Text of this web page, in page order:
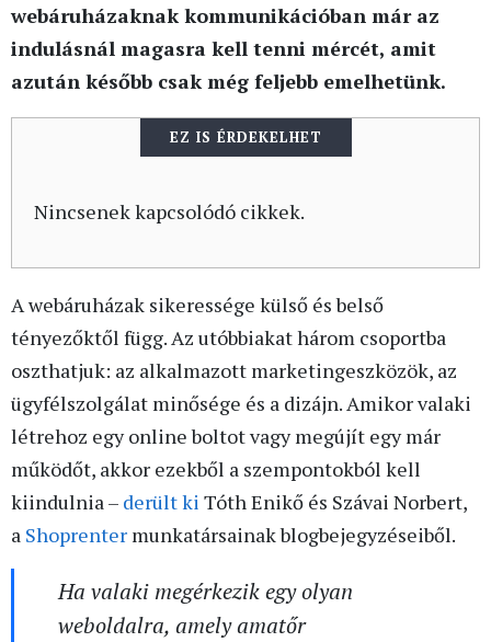
webáruházaknak kommunikációban már az
indulásnál magasra kell tenni mércét, amit
azután később csak még feljebb emelhetünk.
EZ IS ÉRDEKELHET
Nincsenek kapcsolódó cikkek.
A webáruházak sikeressége külső és belső
tényezőktől függ. Az utóbbiakat három csoportba
oszthatjuk: az alkalmazott marketingeszközök, az
ügyfélszolgálat minősége és a dizájn. Amikor valaki
létrehoz egy online boltot vagy megújít egy már
működőt, akkor ezekből a szempontokból kell
kiindulnia – derült ki Tóth Enikő és Szávai Norbert,
a Shoprenter munkatársainak blogbejegyzéseiből.
Ha valaki megérkezik egy olyan
weboldalra, amely amatőr